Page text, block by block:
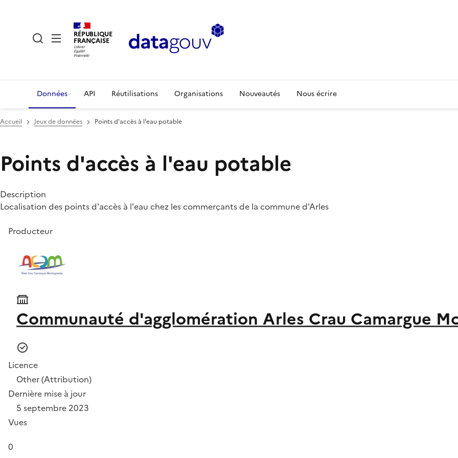
RÉPUBLIQUE
FRANÇAISE
Données API Réutilisations Organisations Nouveautés Nous écrire
Accueil Jeux de données Points d'accès à l'eau potable
Points d'accès à l'eau potable
Description
Localisation des points d'accès à l'eau chez les commerçants de la commune d'Arles
Producteur
Communauté d'agglomération Arles Crau Camargue
Licence
Other (Attribution)
Dernière mise à jour
5 septembre 2023
Vues
0